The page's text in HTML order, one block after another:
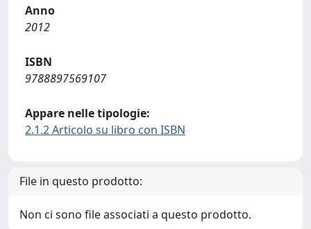
Anno
2012
ISBN
9788897569107
Appare nelle tipologie:
2.1.2 Articolo su libro con ISBN
File in questo prodotto:
Non ci sono file associati a questo prodotto.